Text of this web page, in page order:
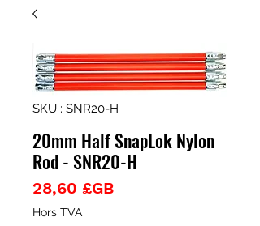
SKU : SNR20-H
20mm Half SnapLok Nylon
Rod - SNR20-H
28,60 £GBPrix
Hors TVA